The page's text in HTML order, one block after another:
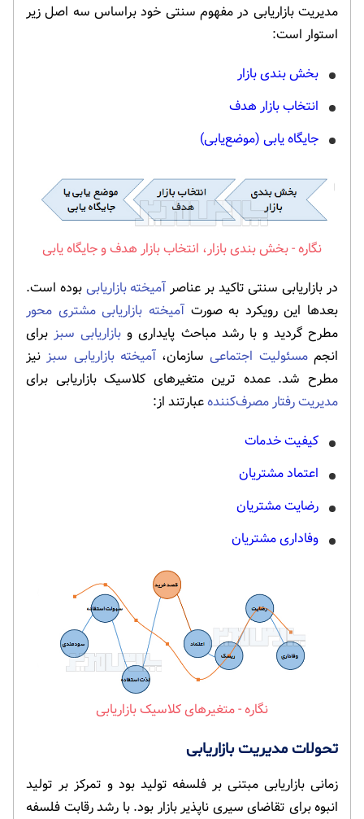
مدیریت بازاریابی در مفهوم سنتی خود براساس سه اصل زیر
استوار است:
بخش بندی بازار
انتخاب بازار هدف
جایگاه یابی (موضع‌یابی)
بخش بندی بازار، انتخاب بازار هدف و جایگاه یابی
در بازاریابی سنتی تاکید بر عناصر آمیخته بازاریابی بوده است.
بعدها این رویکرد به صورتآمیخته بازاریابی مشتری محور
مطرح گردید و با رشد مباحث پایداری و بازاریابی سبز برای
انجممسئولیت اجتماعیسازمان،آمیخته بازاریابی سبز نیز
مطرح شد. عمده ترین متغیرهای کلاسیک بازاریابی برای
مدیریت رفتار مصرف‌کنندهعبارتند از:
کیفیت خدمات
اعتماد مشتریان
رضایت مشتریان
وفاداری مشتریان
متغیرهای کلاسیک بازاریابی
تحولات مدیریت بازاریابی
زمانی بازاریابی مبتنی بر فلسفه تولید بود و تمرکز بر تولید
انبوه برای تقاضای سیری ناپذیر بازار بود. با رشد رقابت فلسفه